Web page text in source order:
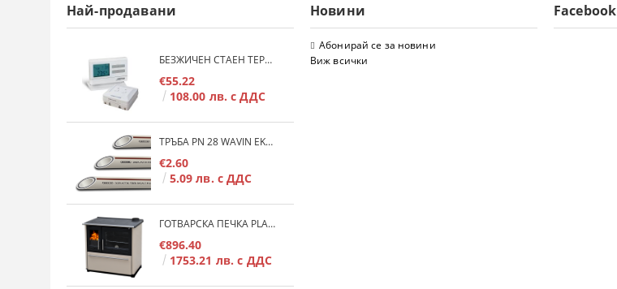
Най-продавани
БЕЗЖИЧЕН СТАЕН ТЕРМОСТАТ COMPUTHERM Q7RF
€55.22
108.00 лв. с ДДС
ТРЪБА PN 28 WAVIN EKOPLASTIK FIBER BASALT PLUS - 3М/БР.
€2.60
5.09 лв. с ДДС
ГОТВАРСКА ПЕЧКА PLAMEN 850 GLAS 11KW
€896.40
1753.21 лв. с ДДС
Новини
Абонирай се за новини
Виж всички
Facebook